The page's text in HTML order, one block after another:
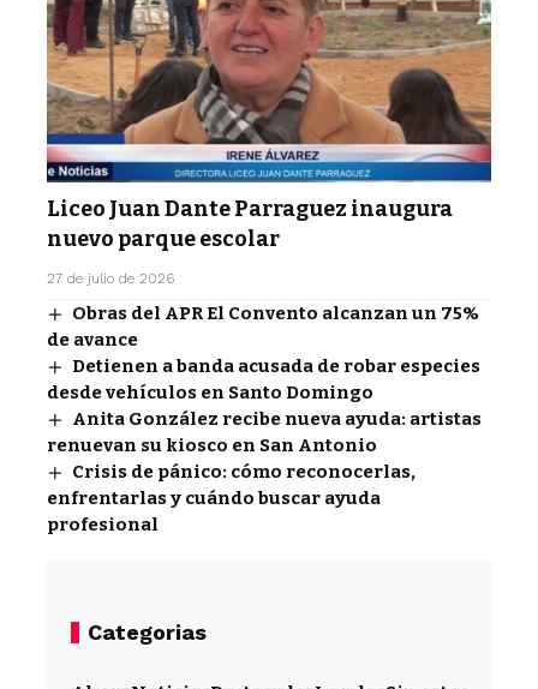
Liceo Juan Dante Parraguez inaugura
nuevo parque escolar
27 de julio de 2026
Obras del APR El Convento alcanzan un 75%
de avance
Detienen a banda acusada de robar especies
desde vehículos en Santo Domingo
Anita González recibe nueva ayuda: artistas
renuevan su kiosco en San Antonio
Crisis de pánico: cómo reconocerlas,
enfrentarlas y cuándo buscar ayuda
profesional
Categorias